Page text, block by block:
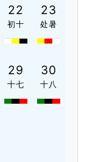
22
初十
23
处暑
29
十七
30
十八